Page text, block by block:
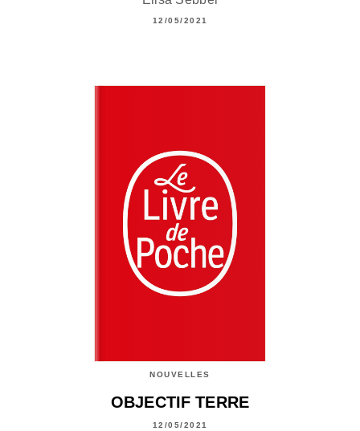
12/05/2021
NOUVELLES
OBJECTIF TERRE
12/05/2021